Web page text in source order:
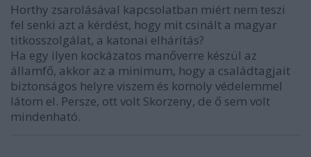
Horthy zsarolásával kapcsolatban miért nem teszi
fel senki azt a kérdést, hogy mit csinált a magyar
titkosszolgálat, a katonai elhárítás?
Ha egy ilyen kockázatos manőverre készül az
államfő, akkor az a minimum, hogy a családtagjait
biztonságos helyre viszem és komoly védelemmel
látom el. Persze, ott volt Skorzeny, de ő sem volt
mindenható.